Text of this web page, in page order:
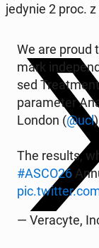
jedynie 2 proc. z
We are proud
mark
sed
pa­ra­me­ter
London (@ucl
The results,
#ASCO26
— Ve­ra­cy­te,